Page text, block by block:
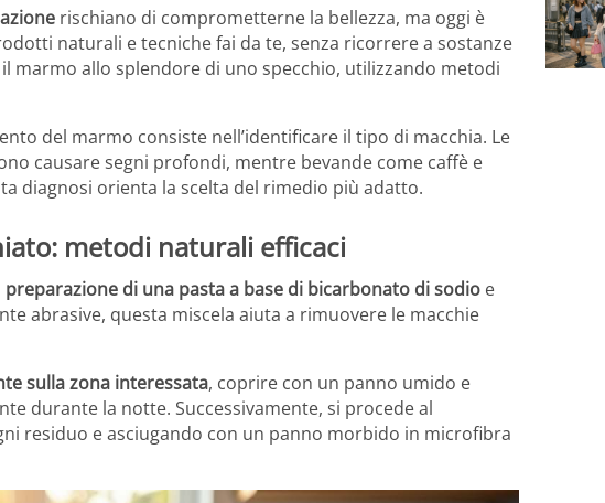
rischiano di comprometterne la bellezza, ma oggi è
naturali e tecniche fai da te, senza ricorrere a sostanze
marmo allo splendore di uno specchio, utilizzando metodi
del marmo consiste nell’identificare il tipo di macchia. Le
causare segni profondi, mentre bevande come caffè e
diagnosi orienta la scelta del rimedio più adatto.
metodi naturali efficaci
preparazione di una pasta a base di bicarbonato di sodio e
abrasive, questa miscela aiuta a rimuovere le macchie
sulla zona interessata, coprire con un panno umido e
durante la notte. Successivamente, si procede al
residuo e asciugando con un panno morbido in microfibra